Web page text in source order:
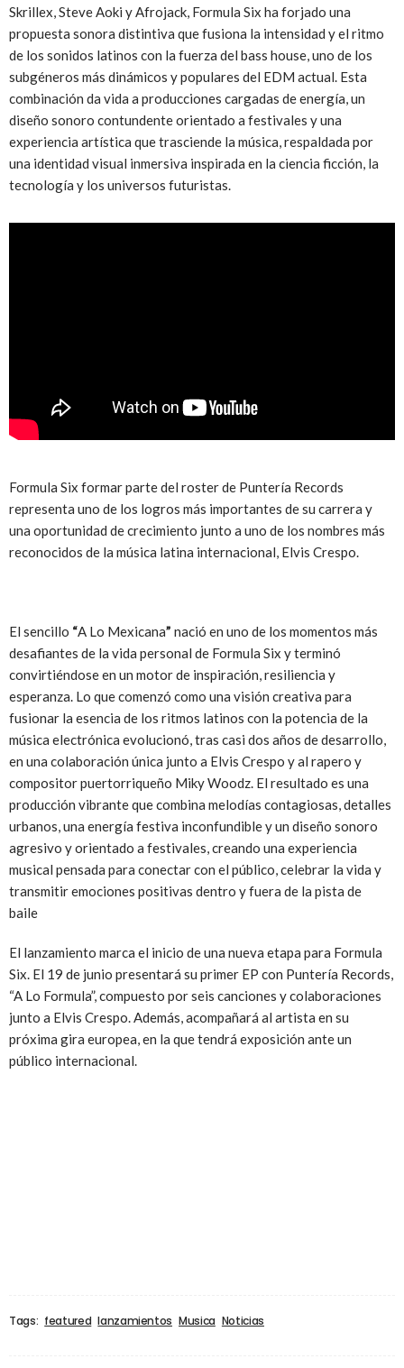
Skrillex, Steve Aoki y Afrojack, Formula Six ha forjado una
propuesta sonora distintiva que fusiona la intensidad y el ritmo
de los sonidos latinos con la fuerza del bass house, uno de los
subgéneros más dinámicos y populares del EDM actual. Esta
combinación da vida a producciones cargadas de energía, un
diseño sonoro contundente orientado a festivales y una
experiencia artística que trasciende la música, respaldada por
una identidad visual inmersiva inspirada en la ciencia ficción, la
tecnología y los universos futuristas.
Formula Six formar parte del roster de Puntería Records
representa uno de los logros más importantes de su carrera y
una oportunidad de crecimiento junto a uno de los nombres más
reconocidos de la música latina internacional, Elvis Crespo.
El sencillo “A Lo Mexicana” nació en uno de los momentos más
desafiantes de la vida personal de Formula Six y terminó
convirtiéndose en un motor de inspiración, resiliencia y
esperanza. Lo que comenzó como una visión creativa para
fusionar la esencia de los ritmos latinos con la potencia de la
música electrónica evolucionó, tras casi dos años de desarrollo,
en una colaboración única junto a Elvis Crespo y al rapero y
compositor puertorriqueño Miky Woodz. El resultado es una
producción vibrante que combina melodías contagiosas, detalles
urbanos, una energía festiva inconfundible y un diseño sonoro
agresivo y orientado a festivales, creando una experiencia
musical pensada para conectar con el público, celebrar la vida y
transmitir emociones positivas dentro y fuera de la pista de
baile
El lanzamiento marca el inicio de una nueva etapa para Formula
Six. El 19 de junio presentará su primer EP con Puntería Records,
“A Lo Formula”, compuesto por seis canciones y colaboraciones
junto a Elvis Crespo. Además, acompañará al artista en su
próxima gira europea, en la que tendrá exposición ante un
público internacional.
Tags: featured lanzamientos Musica Noticias